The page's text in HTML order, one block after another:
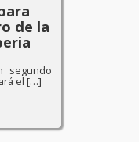
de la
el […]